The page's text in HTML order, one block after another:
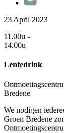
23 April 2023
11.00u -
14.00u
Lentedrink
Bredene
We nodigen
Groen Bredene